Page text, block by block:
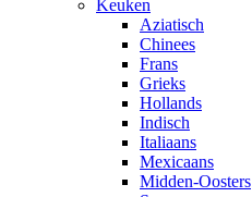
Keuken
Aziatisch
Chinees
Frans
Grieks
Hollands
Indisch
Italiaans
Mexicaans
Midden-Oosters